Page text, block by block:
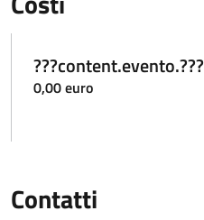
???content.evento.???
0,00 euro
Contatti